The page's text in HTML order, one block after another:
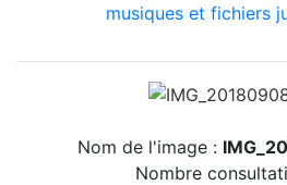
musiques et fichiers
Nom de l'image :
Nombre